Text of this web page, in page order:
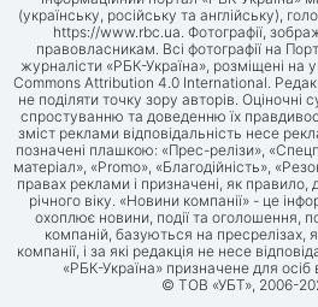
(українську, російську та англійську),
https://www.rbc.ua . Фотографії,
правовласникам. Всі фотографії на
журналісти «РБК-Україна», розміщені на
Commons Attribution 4.0 International.
не поділяти точку зору авторів. Оціночні
спростуванню та доведенню їх
зміст реклами відповідальність несе
позначені плашкою: «Прес-релізи»,
матеріал», «Promo», «Благодійність»,
правах реклами і призначені, як правило,
річного віку. «Новини компанії» - це
охоплює новини, події та оголошення,
компаній, базуються на пресрелізах,
компанії, і за які редакція не несе
«РБК-Україна» призначене для осіб
© ТОВ «УБТ», 2006-